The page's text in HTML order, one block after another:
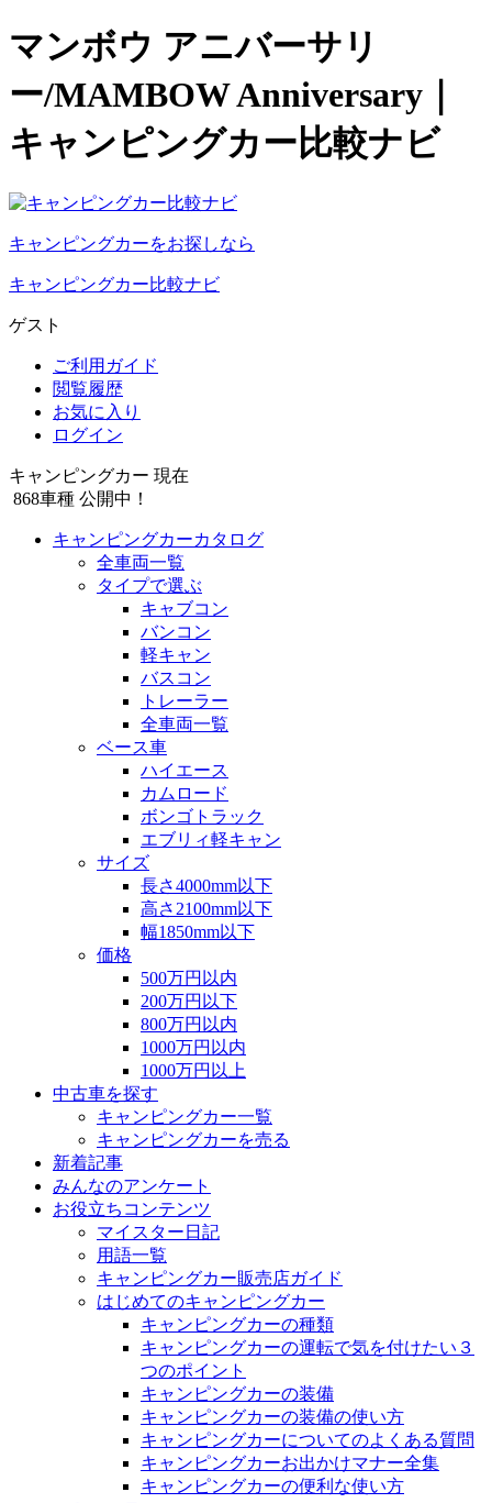
マンボウ アニバーサリ
ー/MAMBOW Anniversary｜
キャンピングカー比較ナビ
キャンピングカーをお探しなら
キャンピングカー比較ナビ
ゲスト
ご利用ガイド
閲覧履歴
お気に入り
ログイン
キャンピングカー 現在
868車種 公開中！
キャンピングカーカタログ
全車両一覧
タイプで選ぶ
キャブコン
バンコン
軽キャン
バスコン
トレーラー
全車両一覧
ベース車
ハイエース
カムロード
ボンゴトラック
エブリィ軽キャン
サイズ
長さ4000mm以下
高さ2100mm以下
幅1850mm以下
価格
500万円以内
200万円以下
800万円以内
1000万円以内
1000万円以上
中古車を探す
キャンピングカー一覧
キャンピングカーを売る
新着記事
みんなのアンケート
お役立ちコンテンツ
マイスター日記
用語一覧
キャンピングカー販売店ガイド
はじめてのキャンピングカー
キャンピングカーの種類
キャンピングカーの運転で気を付けたい３
つのポイント
キャンピングカーの装備
キャンピングカーの装備の使い方
キャンピングカーについてのよくある質問
キャンピングカーお出かけマナー全集
キャンピングカーの便利な使い方